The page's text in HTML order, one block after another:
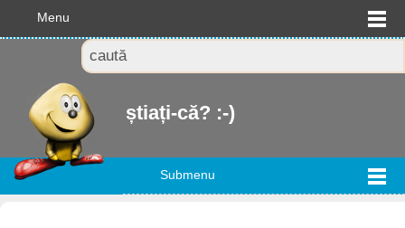
Menu
știați-că? :-)
Submenu